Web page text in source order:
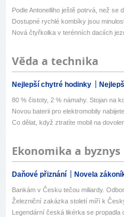
Podle Antonelliho ještě potrvá, než se
Dostupné rychlé kombíky jsou
Nová čtyřkolka v terénních daciích
Věda a technika
Nejlepší chytré hodinky
80 % čistoty, 2 % námahy. Stojan na
Novou baterii pro elektromobily
Co dělat, když ztratíte mobil na
Ekonomika a byznys
Daňové přiznání Novela
Bankám v Česku tečou miliardy.
Železniční zakázka století míří k
Legendární česká likérka se propadla